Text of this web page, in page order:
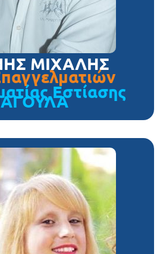
ΜΙΧΑΛΗΣ
Εστίασης